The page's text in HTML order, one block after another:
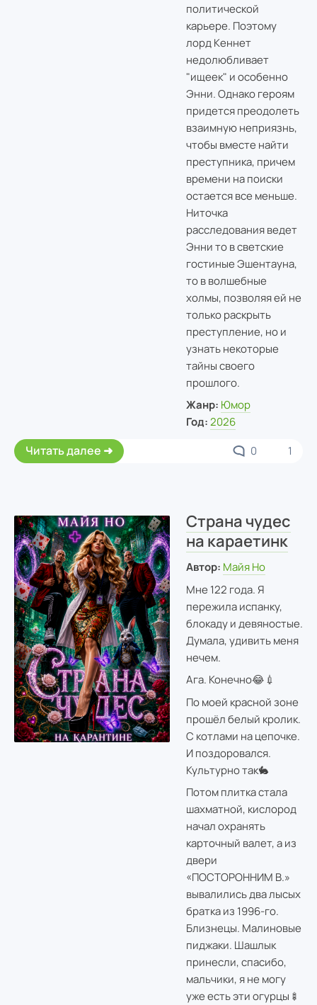
политической
карьере. Поэтому
лорд Кеннет
недолюбливает
"ищеек" и особенно
Энни. Однако героям
придется преодолеть
взаимную неприязнь,
чтобы вместе найти
преступника, причем
времени на поиски
остается все меньше.
Ниточка
расследования ведет
Энни то в светские
гостиные Эшентауна,
то в волшебные
холмы, позволяя ей не
только раскрыть
преступление, но и
узнать некоторые
тайны своего
прошлого.
Жанр: Юмор
Год: 2026
Читать далее 0 1
Страна чудес
на караетинк
Автор: Майя Но
Мне 122 года. Я
пережила испанку,
блокаду и девяностые.
Думала, удивить меня
нечем.
Ага. Конечно😂💉
По моей красной зоне
прошёл белый кролик.
С котлами на цепочке.
И поздоровался.
Культурно так🐇
Потом плитка стала
шахматной, кислород
начал охранять
карточный валет, а из
двери
«ПОСТОРОННИМ В.»
вывалились два лысых
братка из 1996-го.
Близнецы. Малиновые
пиджаки. Шашлык
принесли, спасибо,
мальчики, я не могу
уже есть эти огурцы🍢